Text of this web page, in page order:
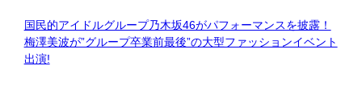
国民的アイドルグループ乃木坂46がパフォーマンスを披露！
梅澤美波が”グループ卒業前最後”の大型ファッションイベント
出演!